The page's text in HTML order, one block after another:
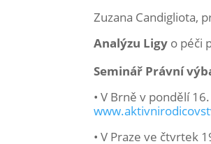
Zuzana Candigliota,
Analýzu Ligy o péči
Seminář Právní
• V Brně v pondělí
• V Praze ve čtvrtek